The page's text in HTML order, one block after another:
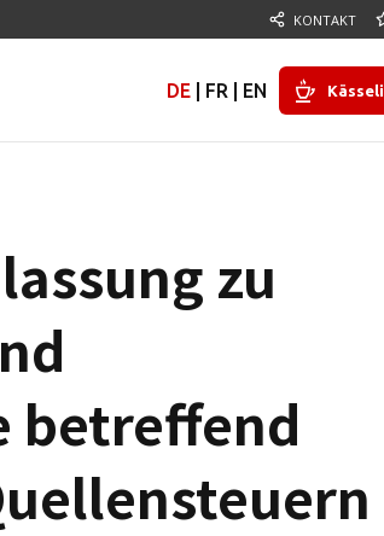
KONTAKT
DE FR EN Kässeli
zu
betreffend